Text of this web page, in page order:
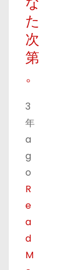
た
次
第
。
3
年
a
g
o
R
e
a
d
M